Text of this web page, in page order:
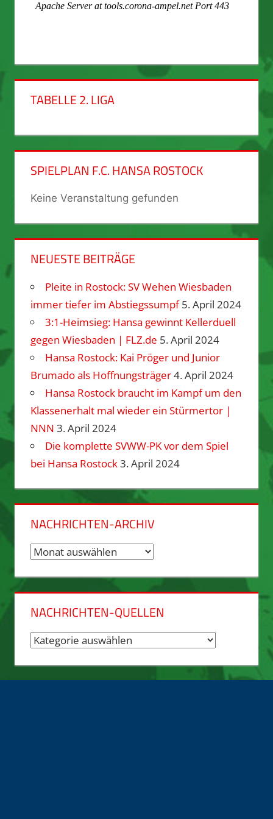
TABELLE 2. LIGA
SPIELPLAN F.C. HANSA ROSTOCK
Keine Veranstaltung gefunden
NEUESTE BEITRÄGE
Pleite in Rostock: SV Wehen Wiesbaden
immer tiefer im Abstiegssumpf 5. April 2024
3:1-Heimsieg: Hansa gewinnt Kellerduell
gegen Wiesbaden | FLZ.de 5. April 2024
Hansa Rostock: Kai Pröger und Junior
Brumado als Hoffnungsträger4. April 2024
Hansa Rostock braucht im Kampf um den
Klassenerhalt mal wieder ein Stürmertor |
NNN 3. April 2024
Die komplette SVWW-PK vor dem Spiel
bei Hansa Rostock3. April 2024
NACHRICHTEN-ARCHIV
Nachrichten-
NACHRICHTEN-QUELLEN
Nachrichten-